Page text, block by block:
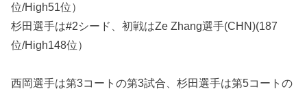
位/High51位）
杉田選手は#2シード、初戦はZe Zhang選手(CHN)(187
位/High148位）
西岡選手は第3コートの第3試合、杉田選手は第5コートの